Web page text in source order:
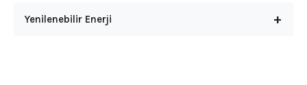
+
Yenilenebilir Enerji